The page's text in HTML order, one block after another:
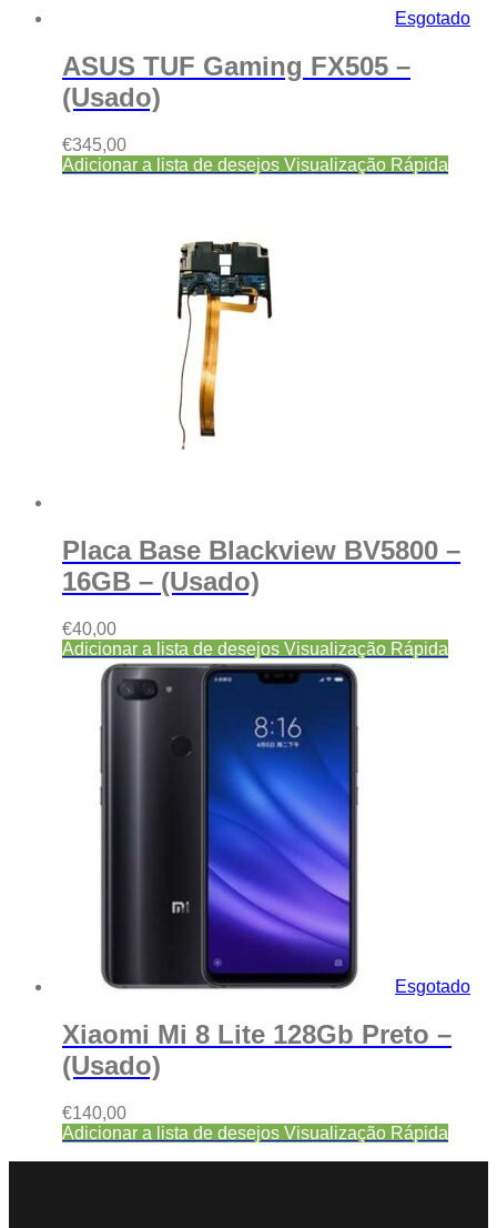
Esgotado
ASUS TUF Gaming FX505 –
(Usado)
€345,00
Adicionar a lista de desejos Visualização Rápida
Placa Base Blackview BV5800 –
16GB – (Usado)
€40,00
Adicionar a lista de desejos Visualização Rápida
Esgotado
Xiaomi Mi 8 Lite 128Gb Preto –
(Usado)
€140,00
Adicionar a lista de desejos Visualização Rápida